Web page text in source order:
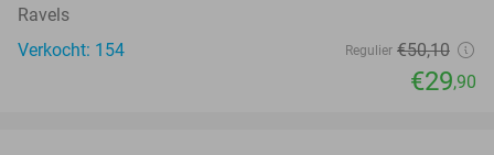
Ravels
Verkocht: 154
Regulier €50,10
€29,90